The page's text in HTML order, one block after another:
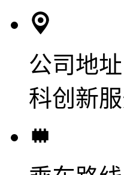
公司地址
科创新